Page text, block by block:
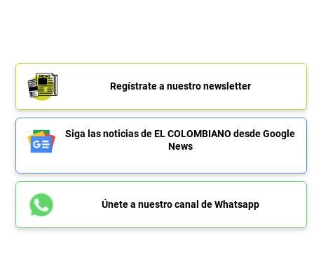
Regístrate a nuestro newsletter
Siga las noticias de EL COLOMBIANO desde Google
News
Únete a nuestro canal de Whatsapp